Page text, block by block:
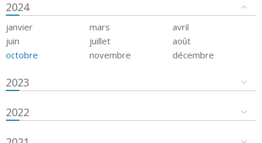
2024
janvier mars
avril
juin
juillet
août
octobre
novembre décembre
2023
2022